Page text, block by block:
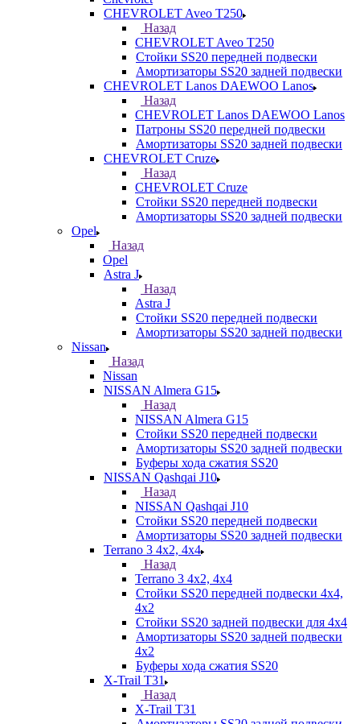
CHEVROLET Aveo T250
Назад
CHEVROLET Aveo T250
Стойки SS20 передней подвески
Амортизаторы SS20 задней подвески
CHEVROLET Lanos DAEWOO Lanos
Назад
CHEVROLET Lanos DAEWOO Lanos
Патроны SS20 передней подвески
Амортизаторы SS20 задней подвески
CHEVROLET Cruze
Назад
CHEVROLET Cruze
Стойки SS20 передней подвески
Амортизаторы SS20 задней подвески
Opel
Назад
Opel
Astra J
Назад
Astra J
Стойки SS20 передней подвески
Амортизаторы SS20 задней подвески
Nissan
Назад
Nissan
NISSAN Almera G15
Назад
NISSAN Almera G15
Стойки SS20 передней подвески
Амортизаторы SS20 задней подвески
Буферы хода сжатия SS20
NISSAN Qashqai J10
Назад
NISSAN Qashqai J10
Стойки SS20 передней подвески
Амортизаторы SS20 задней подвески
Terrano 3 4х2, 4х4
Назад
Terrano 3 4х2, 4х4
Стойки SS20 передней подвески 4х4,
4x2
Стойки SS20 задней подвески для 4х4
Амортизаторы SS20 задней подвески
4х2
Буферы хода сжатия SS20
X-Trail T31
Назад
X-Trail T31